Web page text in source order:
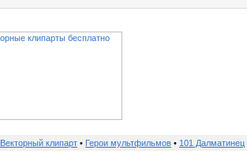
Векторный клипарт • Герои мультфильмов • 101 Далматинец